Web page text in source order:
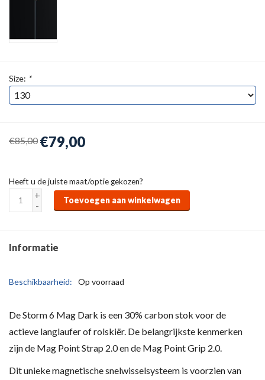
Size: *
€85,00 €79,00
Heeft u de juiste maat/optie gekozen?
+
-
Toevoegen aan winkelwagen
Informatie
Beschikbaarheid: Op voorraad
De Storm 6 Mag Dark is een 30% carbon stok voor de
actieve langlaufer of rolskiër. De belangrijkste kenmerken
zijn de Mag Point Strap 2.0 en de Mag Point Grip 2.0.
Dit unieke magnetische snelwisselsysteem is voorzien van